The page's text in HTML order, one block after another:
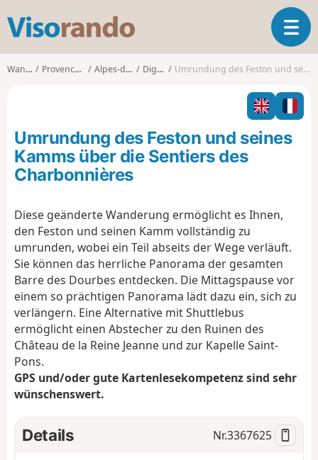
s
o
o
T
o
g
l
n
a
Wanderungen Provence-Alpes-Côte d'Azur Alpes-de-Haute-Provence Digne-les-Bains Umrundung des Feston und seines Kamms über die Sentiers des Charbonnières
Umrundung des Feston und seines
Kamms über die Sentiers des
Charbonnières
Diese geänderte Wanderung ermöglicht es Ihnen,
den Feston und seinen Kamm vollständig zu
umrunden, wobei ein Teil abseits der Wege verläuft.
Sie können das herrliche Panorama der gesamten
Barre des Dourbes entdecken. Die Mittagspause vor
einem so prächtigen Panorama lädt dazu ein, sich zu
verlängern. Eine Alternative mit Shuttlebus
ermöglicht einen Abstecher zu den Ruinen des
Château de la Reine Jeanne und zur Kapelle Saint-
Pons.
GPS und/oder gute Kartenlesekompetenz sind sehr
wünschenswert.
Details Nr.3367625